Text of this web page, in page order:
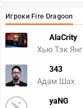
Игроки Fire Dragoon
AlaCrity
Хью Тэк Янг
343
Адам Шах
yaNG